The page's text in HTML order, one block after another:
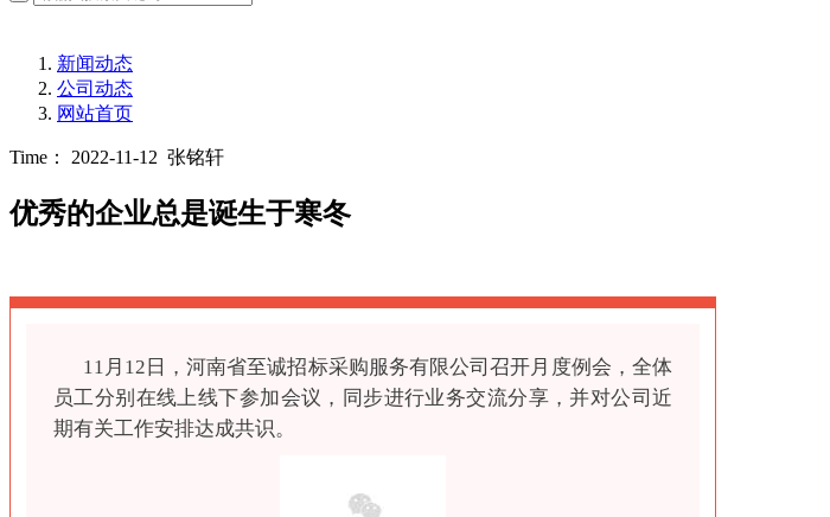
新闻动态
公司动态
网站首页
Time： 2022-11-12 张铭轩
优秀的企业总是诞生于寒冬
11月12日，河南省至诚招标采购服务有限公司召开月度例会，全体
员工分别在线上线下参加会议，同步进行业务交流分享，并对公司近
期有关工作安排达成共识。